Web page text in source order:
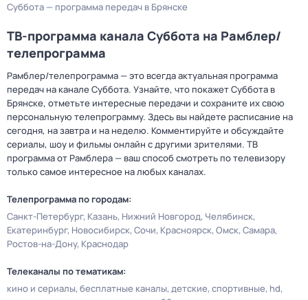
Суббота — программа передач в Брянске
ТВ-программа канала Суббота на Рамблер/
телепрограмма
Рамблер/телепрограмма — это всегда актуальная программа
передач на канале Суббота. Узнайте, что покажет Суббота в
Брянске, отметьте интересные передачи и сохраните их свою
персональную телепрограмму. Здесь вы найдете расписание на
сегодня, на завтра и на неделю. Комментируйте и обсуждайте
сериалы, шоу и фильмы онлайн с другими зрителями. ТВ
программа от Рамблера — ваш способ смотреть по телевизору
только самое интересное на любых каналах.
Телепрограмма по городам:
Санкт-Петербург Казань Нижний Новгород Челябинск
Екатеринбург Новосибирск Сочи Красноярск Омск Самара
Ростов-на-Дону Краснодар
Телеканалы по тематикам:
кино и сериалы бесплатные каналы детские спортивные hd